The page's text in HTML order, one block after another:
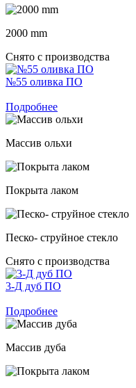
2000 mm
Снято с производства
№55 оливка ПО
Подробнее
Массив ольхи
Покрыта лаком
Песко- струйное стекло
Снято с производства
3-Д дуб ПО
Подробнее
Массив дуба